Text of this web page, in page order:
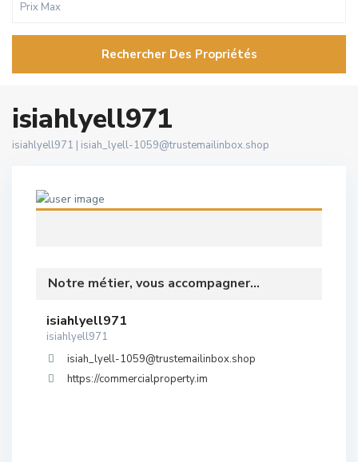
Rechercher Des Propriétés
isiahlyell971
isiahlyell971 | isiah_lyell-1059@trustemailinbox.shop
Notre métier, vous accompagner...
isiahlyell971
isiahlyell971
isiah_lyell-1059@trustemailinbox.shop
https://commercialproperty.im